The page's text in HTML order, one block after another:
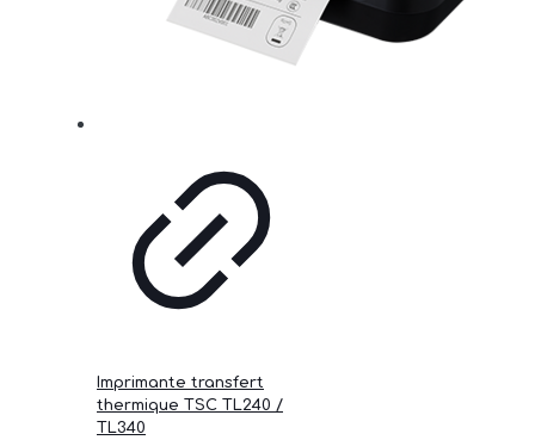
Imprimante transfert
thermique TSC TL240 /
TL340